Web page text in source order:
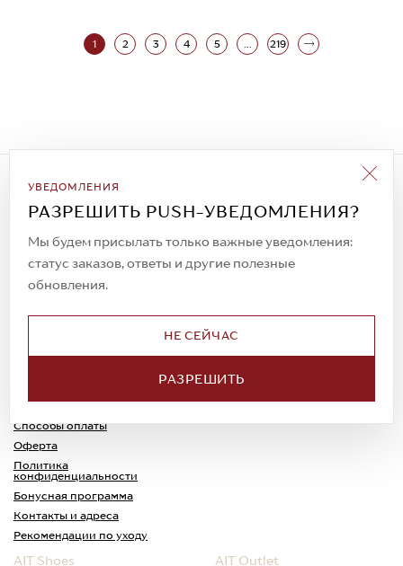
1 2 3 4 5 ... 219
УВЕДОМЛЕНИЯ
РАЗРЕШИТЬ PUSH-УВЕДОМЛЕНИЯ?
Мы будем присылать только важные уведомления:
статус заказов, ответы и другие полезные
обновления.
НЕ СЕЙЧАС
РАЗРЕШИТЬ
Подписаться на рассылку
Всегда будьте в курсе новых акций и
спецпредложений!
© 2023. AIT Shoes
Все права защищены
Доставка
Способы оплаты
Оферта
Политика
конфиденциальности
Обмен и возврат
Каспи-Ред
Бонусная программа
Контакты и адреса
Рекомендации по уходу
AIT Shoes AIT Outlet